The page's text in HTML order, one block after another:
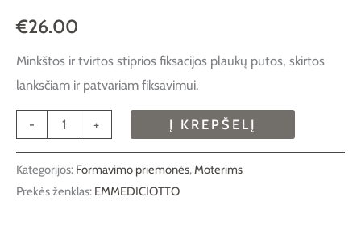
€26.00
Minkštos ir tvirtos stiprios fiksacijos plaukų putos, skirtos
lanksčiam ir patvariam fiksavimui.
- + Į KREPŠELĮ
Kategorijos: Formavimo priemonės,Moterims
Prekės ženklas: EMMEDICIOTTO